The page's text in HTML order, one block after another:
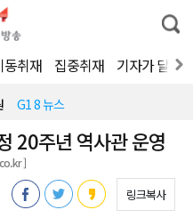
통
합
색
동취재 집중취재 기자가 달려
G1 8 뉴스
20주년 역사관 운영
]
링크복사